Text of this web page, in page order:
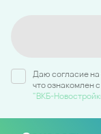
Даю согласие
что ознакомлен c
"ВКБ-